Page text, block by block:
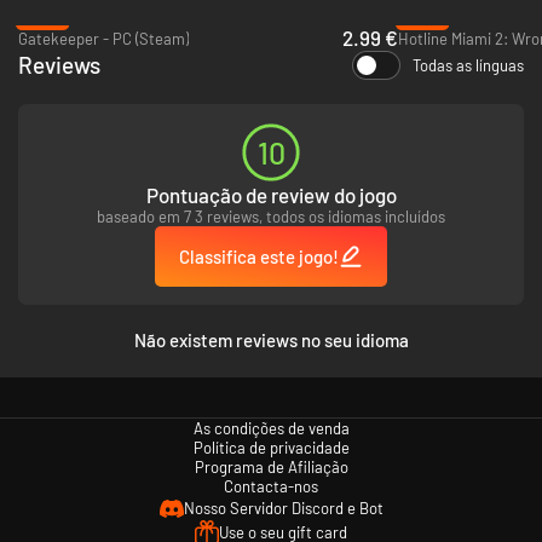
únicas e encontre novos aliados conforme se aprofunda no mistério,
enfrenta seus demônios interiores
e aniquila todos eles.
Com uma variedade massiva de armas, mais de 100 habilidades, e o Foco
para desviar de balas, chute portas e estraçalhe uma ampla gama de
inimigos entre você e sua missão.
Gatekeeper - PC (Steam)
2.99 €
Reviews Todas as línguas
10
Pontuação de review do jogo
baseado em 7 3 reviews, todos os idiomas incluídos
Classifica este jogo!
Não existem reviews no seu idioma
As condições de venda
Política de privacidade
Programa de Afiliação
Contacta-nos
Nosso Servidor Discord e Bot
Use o seu gift card